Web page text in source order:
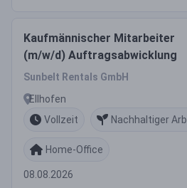
Kaufmännischer Mitarbeiter
(m/w/d) Auftragsabwicklung
Sunbelt Rentals GmbH
Ellhofen
Vollzeit
Nachhaltiger
Home-Office
08.08.2026